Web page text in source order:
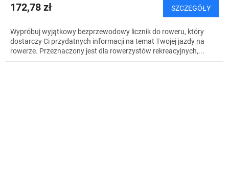
172,78 zł SZCZEGÓŁY
Wypróbuj wyjątkowy bezprzewodowy licznik do roweru, który
dostarczy Ci przydatnych informacji na temat Twojej jazdy na
rowerze. Przeznaczony jest dla rowerzystów rekreacyjnych,...